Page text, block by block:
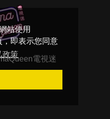
站使用
即表示您同意
政策
電視迷